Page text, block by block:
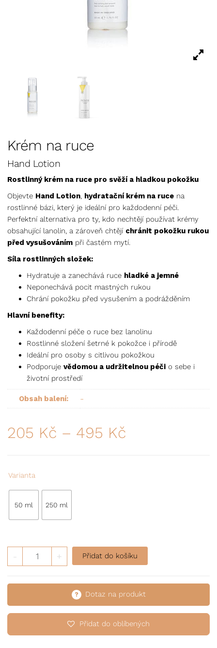
Krém na ruce
Hand Lotion
Rostlinný krém na ruce pro svěží a hladkou pokožku
Objevte Hand Lotion, hydratační krém na ruce na
rostlinné bázi, který je ideální pro každodenní péči.
Perfektní alternativa pro ty, kdo nechtějí používat krémy
obsahující lanolin, a zároveň chtějí chránit pokožku rukou
před vysušováním při častém mytí.
Síla rostlinných složek:
Hydratuje a zanechává ruce hladké a jemné
Neponechává pocit mastných rukou
Chrání pokožku před vysušením a podrážděním
Hlavní benefity:
Každodenní péče o ruce bez lanolinu
Rostlinné složení šetrné k pokožce i přírodě
Ideální pro osoby s citlivou pokožkou
Podporuje vědomou a udržitelnou péči o sebe i
životní prostředí
Obsah balení: -
205 Kč – 495 Kč
Varianta
50 ml 250 ml
- Krém na ruce množství
+ Přidat do košíku
Dotaz na produkt
Přidat do oblíbených